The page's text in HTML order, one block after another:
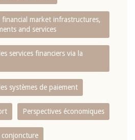
financial market infrastructures,
and services
services financiers via la
systèmes de paiement
Perspectives économiques